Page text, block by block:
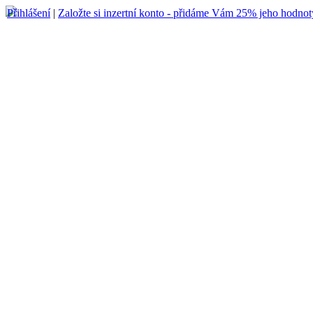
Přihlášení| Založte si inzertní konto - přidáme Vám 25% jeho